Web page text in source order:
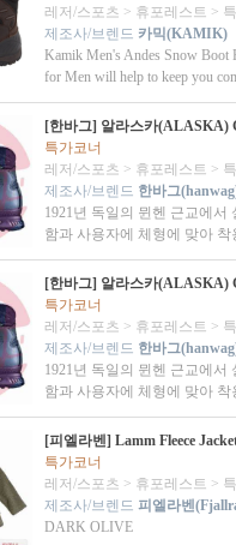
레저/스포츠 > 휴포레스트 >
제조사/브렌드 카믹(KAMIK)
Kamik Men's Andes Snow Boot
for Men will help to keep you
[한바그] 알라스카(ALASKA)
특가코너
레저/스포츠 > 휴포레스트 >
제조사/브렌드 한바그
1921년 독일의 뮌헨 근교에
함과 사용자에 체형에 맞아
[한바그] 알라스카(ALASKA)
특가코너
레저/스포츠 > 휴포레스트 >
제조사/브렌드 한바그
1921년 독일의 뮌헨 근교에
함과 사용자에 체형에 맞아
[피엘라벤] Lamm Fleece
특가코너
레저/스포츠 > 휴포레스트 >
제조사/브렌드 피엘라벤
DARK OLIVE